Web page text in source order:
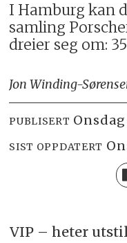
I Hamburg kan
samling
dreier seg om:
Jon Winding-
PUBLISERT
SIST OPPDATERT
VIP – heter